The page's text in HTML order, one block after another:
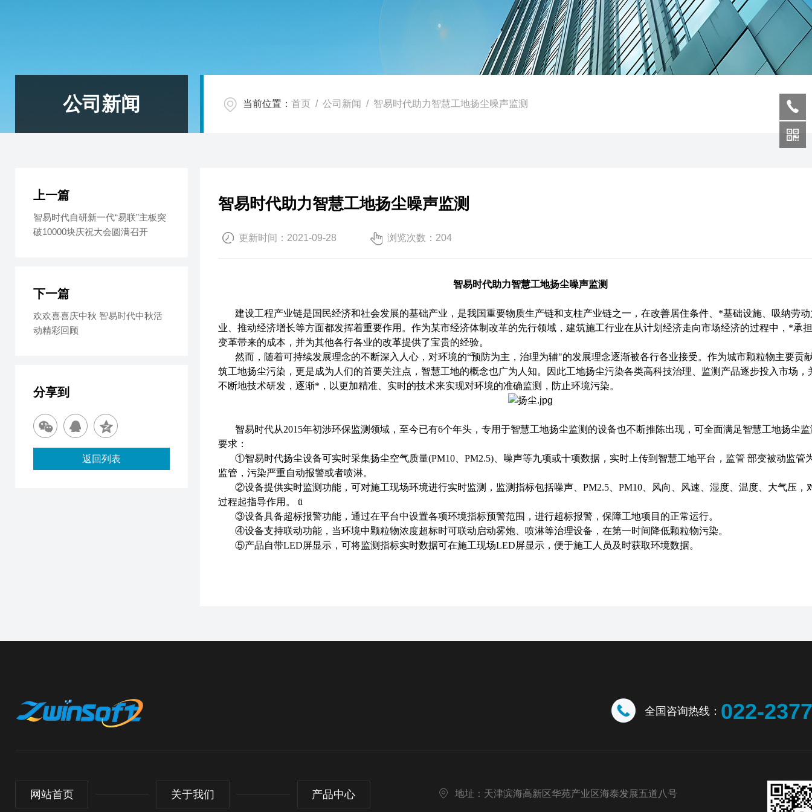
公司新闻 当前位置： 首页 / 公司新闻 / 智易时代助力智慧工地扬尘噪声监测
智易时代助力智慧工地扬尘噪声监测
更新时间：2021-09-28 浏览次数：204
智易时代助力智慧工地扬尘噪声监测
建设工程产业链是国民经济和社会发展的基础产业，是我国重要物质生产链和支柱产业链之一，在改善居住条件、*基础设施、吸纳劳
业、推动经济增长等方面都发挥着重要作用。作为某市经济体制改革的先行领域，建筑施工行业在从计划经济走向市场经济的过程中，*承
变革带来的成本，并为其他各行各业的改革提供了宝贵的经验。
然而，随着可持续发展理念的不断深入人心，对环境的“预防为主，治理为辅"的发展理念逐渐被各行各业接受。作为城市颗粒物主要贡
筑工地扬尘污染，更是成为人们的首要关注点，智慧工地的概念也广为人知。因此工地扬尘污染各类高科技治理、监测产品逐步投入市场，
不断地技术研发，逐渐*，以更加精准、实时的技术来实现对环境的准确监测，防止环境污染。
智易时代从2015年初涉环保监测领域，至今已有6个年头，专用于智慧工地扬尘监测的设备也不断推陈出现，可全面满足智慧工地扬尘
要求：
①智易时代扬尘设备可实时采集扬尘空气质量(PM10、PM2.5)、噪声等九项或十项数据，实时上传到智慧工地平台，监管 部变被动监管
监管，污染严重自动报警或者喷淋。
②设备提供实时监测功能，可对施工现场环境进行实时监测，监测指标包括噪声、PM2.5、PM10、风向、风速、湿度、温度、大气压，
过程起指导作用。 ü
③设备具备超标报警功能，通过在平台中设置各项环境指标预警范围，进行超标报警，保障工地项目的正常运行。
④设备支持联动功能，当环境中颗粒物浓度超标时可联动启动雾炮、喷淋等治理设备，在第一时间降低颗粒物污染。
⑤产品自带LED屏显示，可将监测指标实时数据可在施工现场LED屏显示，便于施工人员及时获取环境数据。
上一篇
智易时代自研新一代“易联”主板突
破10000块庆祝大会圆满召开
下一篇
欢欢喜喜庆中秋 智易时代中秋活
动精彩回顾
分享到
返回列表
全国咨询热线： 022-
网站首页 关于我们 产品中心 地址：天津滨海高新区华苑产业区海泰发展五道八号